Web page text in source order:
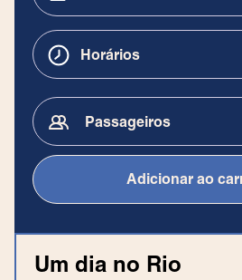
Um dia no Rio
Horários
Passageiros
Adicionar ao